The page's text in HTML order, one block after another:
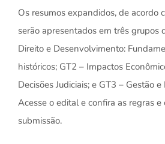
Os resumos expandidos, de acordo
serão apresentados em três grupos
Direito e Desenvolvimento:
históricos; GT2 – Impactos
Decisões Judiciais; e GT3 – Gestão e
Acesse o edital e confira as regras e
submissão.